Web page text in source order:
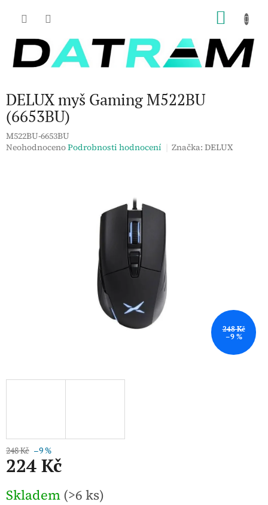
DELUX myš Gaming M522BU
(6653BU)
M522BU-6653BU
Průměrné
NeohodnocenoPodrobnosti hodnocení Značka:DELUX
248 Kč
–9 %
248 Kč –9 %
224 Kč
cena:
Skladem (>6 ks)